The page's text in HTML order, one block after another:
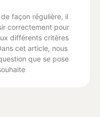
façon régulière, il
correctement pour
différents critères
cet article, nous
que se pose